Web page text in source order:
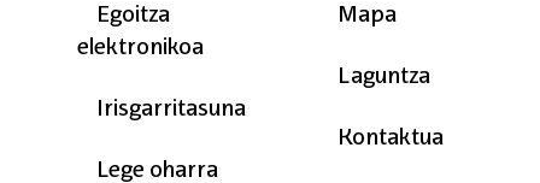
Oineko menua
Egoitza
elektronikoa
Irisgarritasuna
Lege oharra
Mapa
Laguntza
Kontaktua